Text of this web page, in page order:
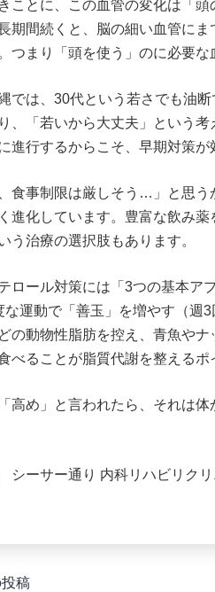
ことに、この血管の変化は「頭
期間続くと、脳の細い血管に
つまり「頭を使う」のに必要
では、30代という若さでも油
、「若いから大丈夫」という
進行するからこそ、早期対策が
食事制限は厳しそう…」と思う
進化しています。豊富な飲み
う治療の選択肢もあります。
ロール対策には「3つの基本ア
な運動で「善玉」を増やす（週
の動物性脂肪を控え、青魚や
べることが脂質代謝を整えるポ
高め」と言われたら、それは体
ーサー通り 内科リハビリクリ
稿